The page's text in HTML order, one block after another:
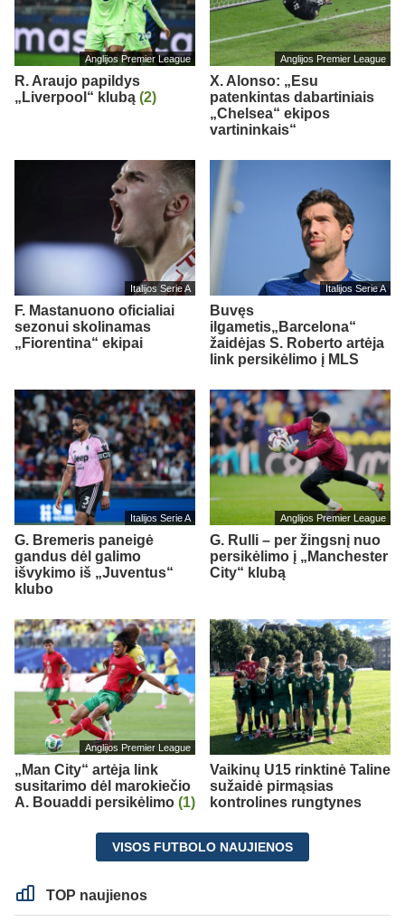
Anglijos Premier League
R. Araujo papildys
„Liverpool“ klubą (2)
Anglijos Premier League
X. Alonso: „Esu
patenkintas dabartiniais
„Chelsea“ ekipos
vartininkais“
Italijos Serie A
F. Mastanuono oficialiai
sezonui skolinamas
„Fiorentina“ ekipai
Italijos Serie A
Buvęs
ilgametis„Barcelona“
žaidėjas S. Roberto artėja
link persikėlimo į MLS
Italijos Serie A
G. Bremeris paneigė
gandus dėl galimo
išvykimo iš „Juventus“
klubo
Anglijos Premier League
G. Rulli – per žingsnį nuo
persikėlimo į „Manchester
City“ klubą
Anglijos Premier League
„Man City“ artėja link
susitarimo dėl marokiečio
A. Bouaddi persikėlimo (1)
Vaikinų U15 rinktinė Taline
sužaidė pirmąsias
kontrolines rungtynes
VISOS FUTBOLO NAUJIENOS
TOP naujienos